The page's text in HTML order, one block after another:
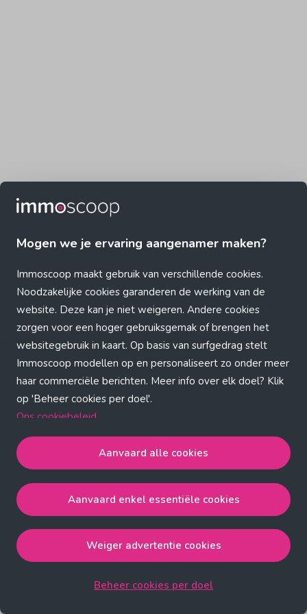
Mogen we je ervaring aangenamer maken?
Immoscoop maakt gebruik van verschillende cookies.
Noodzakelijke cookies garanderen de werking van de
website. Deze kan je niet weigeren. Andere cookies
zorgen voor een hoger gebruiksgemak of brengen het
websitegebruik in kaart. Op basis van surfgedrag stelt
Immoscoop modellen op en personaliseert zo onder meer
haar commerciële berichten. Meer info over elk doel? Klik
op 'Beheer cookies per doel'.
Ons cookiebeleid
Aanvaard alle cookiesgaat akkoord met de strict
noodzakelijke, analytische, functionele en advertentie
cookies.
de strict noodzakelijke cookies.
Weiger advertentie cookiesgaat akkoord met de strict
Aanvaard alle cookies
Aanvaard enkel essentiële cookies
Weiger advertentie cookies
Beheer cookies per doel
Application error: a client-side exception has occurred (see the
browser console for more information)